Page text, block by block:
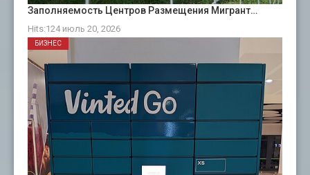
Заполняемость Центров Размещения Мигрант…
Hits:124 июль 20, 2026
БИЗНЕС